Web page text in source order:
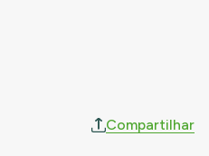
Compartilhar